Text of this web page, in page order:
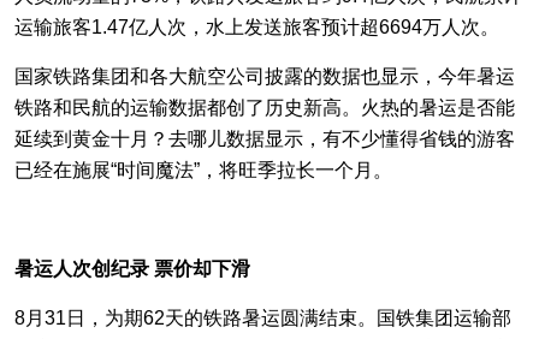
运输旅客1.47亿人次，水上发送旅客预计超6694万人次。
国家铁路集团和各大航空公司披露的数据也显示，今年暑运
铁路和民航的运输数据都创了历史新高。火热的暑运是否能
延续到黄金十月？去哪儿数据显示，有不少懂得省钱的游客
已经在施展“时间魔法”，将旺季拉长一个月。
暑运人次创纪录 票价却下滑
8月31日，为期62天的铁路暑运圆满结束。国铁集团运输部